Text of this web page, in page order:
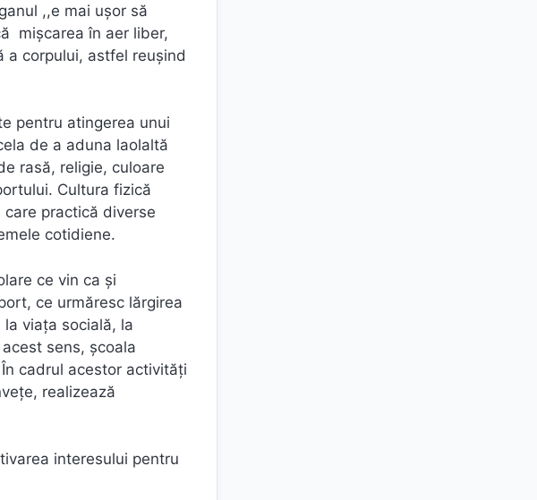
,,e mai ușor să
mișcarea în aer liber,
a corpului, astfel reușind
pentru atingerea unui
de a aduna laolaltă
rasă, religie, culoare
Cultura fizică
practică diverse
cotidiene.
ce vin ca și
ce urmăresc lărgirea
viaţa socială, la
sens, şcoala
cadrul acestor activități
realizează
interesului pentru